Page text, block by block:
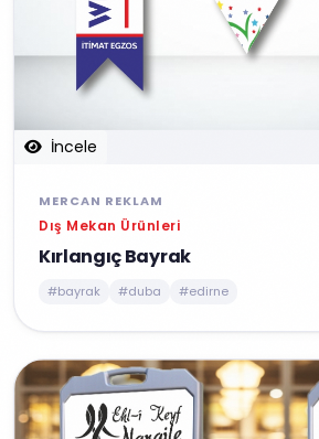
İncele
MERCAN REKLAM
Dış Mekan Ürünleri
Kırlangıç Bayrak
#bayrak #duba #edirne